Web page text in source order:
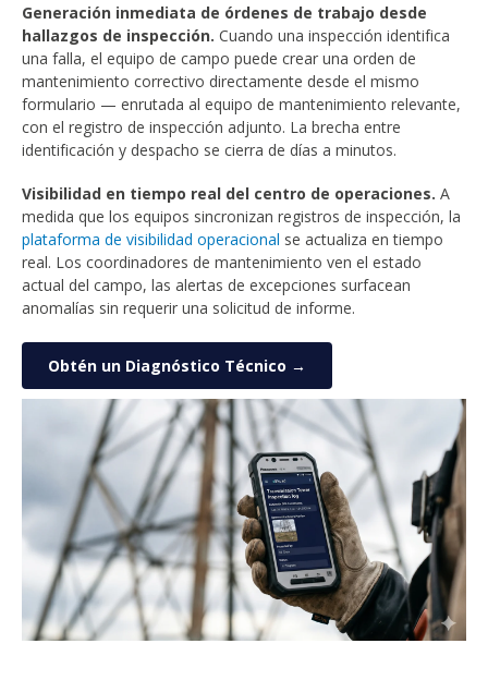
Generación inmediata de órdenes de trabajo desde
hallazgos de inspección. Cuando una inspección identifica
una falla, el equipo de campo puede crear una orden de
mantenimiento correctivo directamente desde el mismo
formulario — enrutada al equipo de mantenimiento relevante,
con el registro de inspección adjunto. La brecha entre
identificación y despacho se cierra de días a minutos.
Visibilidad en tiempo real del centro de operaciones. A
medida que los equipos sincronizan registros de inspección, la
plataforma de visibilidad operacional se actualiza en tiempo
real. Los coordinadores de mantenimiento ven el estado
actual del campo, las alertas de excepciones surfacean
anomalías sin requerir una solicitud de informe.
Obtén un Diagnóstico Técnico →